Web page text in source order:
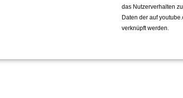
das Nutzerverhalten
Daten der auf
verknüpft werden.